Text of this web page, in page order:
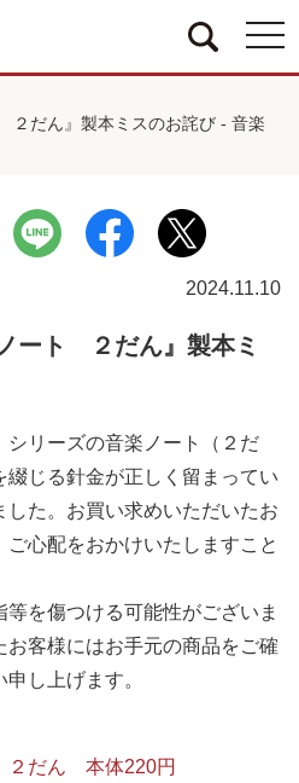
２だん』製本ミスのお詫び - 音楽
2024.11.10
ート ２だん』製本ミ
シリーズの音楽ノート（２だ
綴じる針金が正しく留まってい
た。お買い求めいただいたお
心配をおかけいたしますこと
を傷つける可能性がございま
客様にはお手元の商品をご確
し上げます。
２だん 本体220円